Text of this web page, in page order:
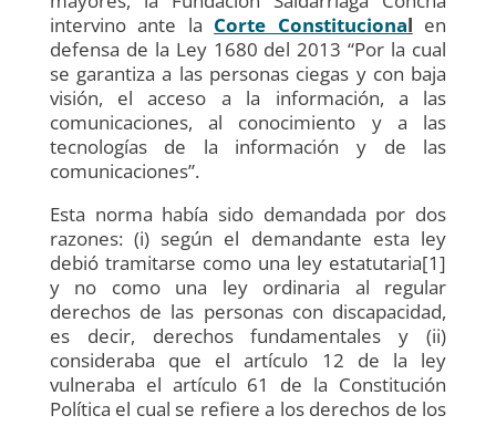
intervino ante la Corte Constitucional en
defensa de la Ley 1680 del 2013 “Por la cual
se garantiza a las personas ciegas y con baja
visión, el acceso a la información, a las
comunicaciones, al conocimiento y a las
tecnologías de la información y de las
comunicaciones”.
Esta norma había sido demandada por dos
razones: (i) según el demandante esta ley
debió tramitarse como una ley estatutaria[1]
y no como una ley ordinaria al regular
derechos de las personas con discapacidad,
es decir, derechos fundamentales y (ii)
consideraba que el artículo 12 de la ley
vulneraba el artículo 61 de la Constitución
Política el cual se refiere a los derechos de los